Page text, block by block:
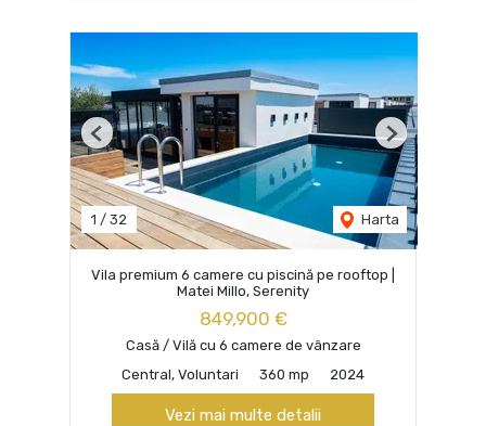
1 / 32 Harta
Previous Next
Vila premium 6 camere cu piscină pe rooftop |
Matei Millo, Serenity
849,900 €
Casă / Vilă cu 6 camere de vânzare
Central, Voluntari
360 mp 2024
Vezi mai multe detalii